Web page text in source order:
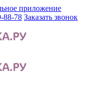
приложение
88-78 Заказать звонок